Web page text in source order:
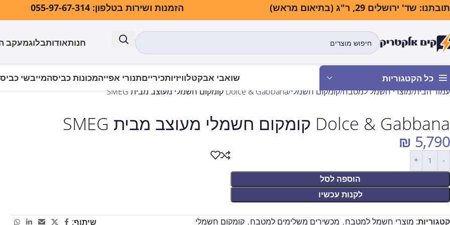
שד' ירושלים 29, ר"ג (בתיאום מראש) הזמנות ושירות בטלפון: 055-97-67-314
חנותאודותבלוגמעקב
כל הקטגוריות שואבי אבקטלוויזיותכירייםתנורי אפייהמכונות כביסהמייבשי
עמוד הבית מוצרי חשמל למטבח קומקום חשמלי Dolce & Gabbana קומקום חשמלי מעוצב מבית SMEG
Dolce & Gabbana קומקום חשמלי מעוצב מבית SMEG
₪ 5,790
הוספה לסל
לקנות עכשיו
קטגוריות: מוצרי חשמל למטבח, מכשירים משלימים למטבח, קומקום חשמלי
שיתוף: